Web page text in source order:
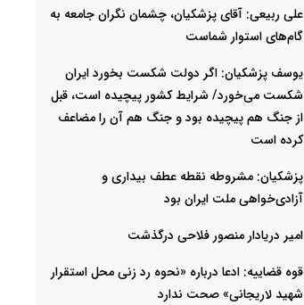
علی ربیعی: آقای پزشکیان، چشمان نگران جامعه به
گام‌های استوار شماست
یوسف پزشکیان: اگر دولت شکست بخورد ایران
شکست می‌خورد/ شرایط کشور پیچیده است، قبل
از جنگ هم پیچیده بود و جنگ هم آن را مضاعف‌
کرده است
پزشکیان: مشروطه نقطه عطف بیداری و
آزادی‌خواهی ملت ایران بود
امیر دریادار منصور فلاحی درگذشت
قوه قضاییه: ادعا درباره «نحوه رد زنی محل استقرار
شهید لاریجانی» صحت ندارد